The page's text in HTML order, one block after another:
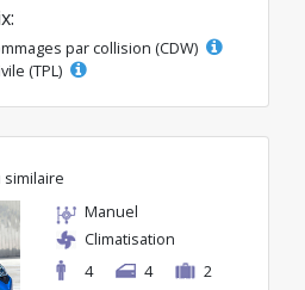
par collision (CDW)
(TPL)
similaire
Manuel
Climatisation
4
4 2